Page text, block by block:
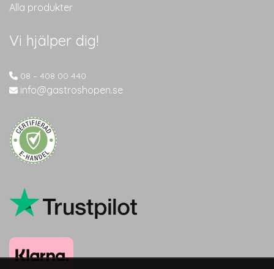
Alla produkter
Vi hjälper dig!
08 – 408 00 440
info@gastroshopen.se